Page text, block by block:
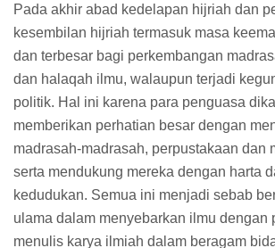
Pada akhir abad kedelapan hijriah dan
kesembilan hijriah termasuk masa
dan terbesar bagi perkembangan
dan halaqah ilmu, walaupun terjadi
politik. Hal ini karena para penguasa
memberikan perhatian besar dengan
madrasah-madrasah, perpustakaan dan
serta mendukung mereka dengan harta
kedudukan. Semua ini menjadi sebab
ulama dalam menyebarkan ilmu dengan
menulis karya ilmiah dalam beragam